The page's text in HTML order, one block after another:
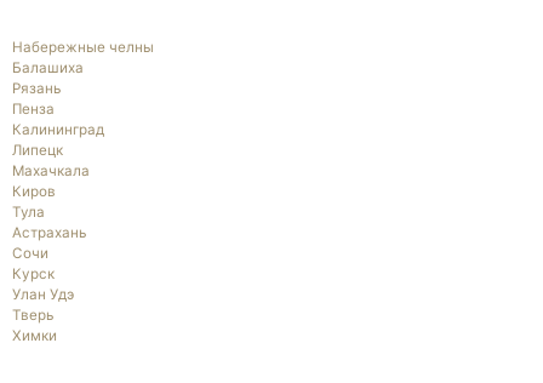
Набережные челны
Балашиха
Рязань
Пенза
Калининград
Липецк
Махачкала
Киров
Тула
Астрахань
Сочи
Курск
Улан Удэ
Тверь
Химки